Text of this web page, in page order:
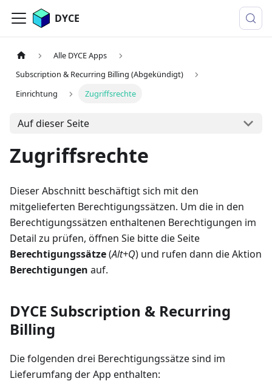
DYCE
Alle DYCE Apps
Subscription & Recurring Billing (Abgekündigt)
Einrichtung
Zugriffsrechte
Auf dieser Seite
Zugriffsrechte
Dieser Abschnitt beschäftigt sich mit den
mitgelieferten Berechtigungssätzen. Um die in den
Berechtigungssätzen enthaltenen Berechtigungen im
Detail zu prüfen, öffnen Sie bitte die Seite
Berechtigungssätze(Alt+Q) und rufen dann die Aktion
Berechtigungen auf.
DYCE Subscription & Recurring
Billing
Die folgenden drei Berechtigungssätze sind im
Lieferumfang der App enthalten: